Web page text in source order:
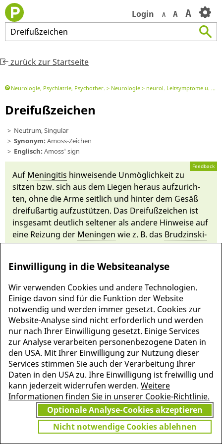
Login A A A
Dreifußzeichen
zurück zur Startseite
Neurologie, Psychiatrie, Psychother. Neurologie neurol. Leitsymptome u. DD
Dreifußzeichen
Neutrum, Singular
Synonym: Amoss-Zeichen
Englisch: Amoss' sign
Feedback
Auf Meningitis hin­weisen­de Un­mög­lich­keit zu
sitzen bzw. sich aus dem Liegen her­aus auf­zurich­
ten, oh­ne die Arme seitlich und hin­ter dem Ge­säß
dreifußartig auf­zustüt­zen. Das Dreifuß­zeichen ist
ins­ge­samt deut­lich seltener als an­de­re Hin­weise auf
ei­ne Reizung der Meningen wie z. B. das Brud­zin­ski-
Zeichenoder dasKernig-Zeichen.
MEHR INFORMATIONEN
ZU PSCHYREMBEL
JETZT
GRATIS TESTEN
Einwilligung in die Websiteanalyse
Wir verwenden Cookies und andere Technologien.
Einige davon sind für die Funktion der Website
notwendig und werden immer gesetzt. Cookies zur
Website-Analyse sind nicht erforderlich und werden
nur nach Ihrer Einwilligung gesetzt. Einige Services
zur Analyse verarbeiten personenbezogene Daten in
den USA. Mit Ihrer Einwilligung zur Nutzung dieser
Services stimmen Sie auch der Verarbeitung Ihrer
Daten in den USA zu. Ihre Einwilligung ist freiwillig und
kann jederzeit widerrufen werden. Weitere
Informationen finden Sie in unserer Cookie-Richtlinie.
Optionale Analyse-Cookies akzeptieren
Nicht notwendige Cookies ablehnen